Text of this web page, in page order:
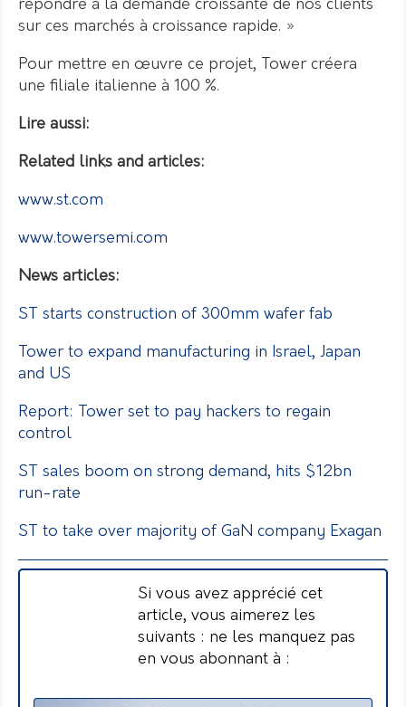
répondre à la demande croissante de nos clients
sur ces marchés à croissance rapide. »
Pour mettre en œuvre ce projet, Tower créera
une filiale italienne à 100 %.
Lire aussi:
Related links and articles:
www.st.com
www.towersemi.com
News articles:
ST starts construction of 300mm wafer fab
Tower to expand manufacturing in Israel, Japan
and US
Report: Tower set to pay hackers to regain
control
ST sales boom on strong demand, hits $12bn
run-rate
ST to take over majority of GaN company Exagan
Si vous avez apprécié cet
article, vous aimerez les
suivants : ne les manquez pas
en vous abonnant à :